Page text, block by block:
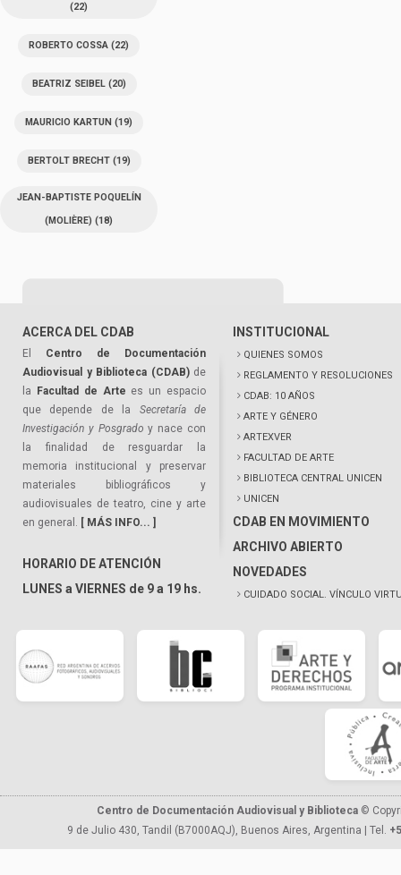
(22)
ROBERTO COSSA (22)
BEATRIZ SEIBEL(20)
MAURICIO KARTUN (19)
BERTOLT BRECHT(19)
JEAN-BAPTISTE POQUELÍN
(MOLIÈRE) (18)
ACERCA DEL CDAB
El Centro de Documentación
Audiovisual y Biblioteca (CDAB)de
la
Facultad de Arte es un espacio
que depende de la Secretaría de
Investigación y Posgrado y nace con
la finalidad de resguardar la
memoria institucional y preservar
materiales bibliográficos y
audiovisuales de teatro, cine y arte
en general. [ MÁS INFO... ]
HORARIO DE ATENCIÓN
LUNES a VIERNES de 9 a 19 hs.
INSTITUCIONAL
QUIENES SOMOS
REGLAMENTO Y RESOLUCIONES
CDAB: 10 AÑOS
ARTE Y GÉNERO
ARTEXVER
FACULTAD DE ARTE
BIBLIOTECA CENTRAL UNICEN
UNICEN
CDAB EN MOVIMIENTO
ARCHIVO ABIERTO
NOVEDADES
CUIDADO SOCIAL. VÍNCULO
Centro de Documentación Audiovisual y Biblioteca ©
9 de Julio 430, Tandil (B7000AQJ), Buenos Aires, Argentina | Tel.